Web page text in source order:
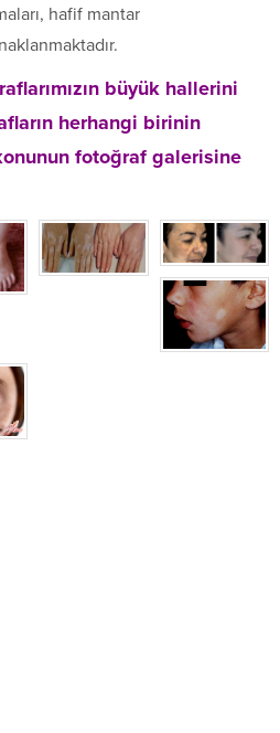
hafif mantar
büyük hallerini
herhangi birinin
fotoğraf galerisine